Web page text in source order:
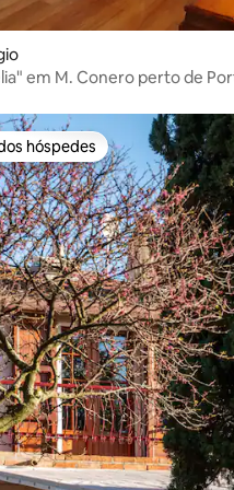
em M. Conero perto de
hóspedes
hóspedes